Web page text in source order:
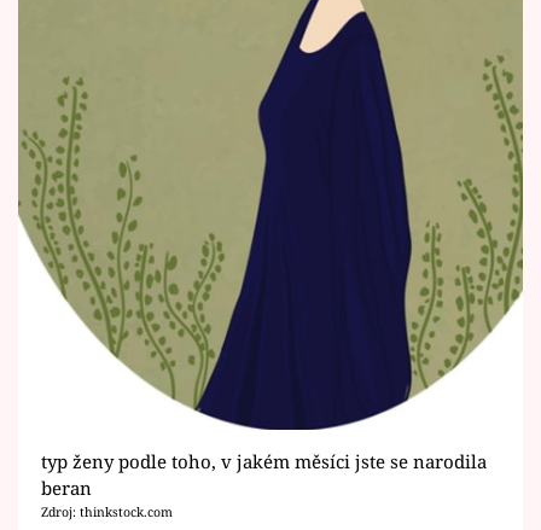
typ ženy podle toho, v jakém měsíci jste se narodila
beran
Zdroj: thinkstock.com